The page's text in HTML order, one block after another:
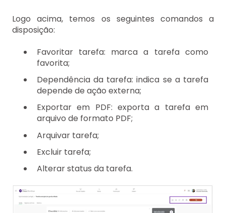
Logo acima, temos os seguintes comandos a
disposição:
Favoritar tarefa: marca a tarefa como
favorita;
Dependência da tarefa: indica se a tarefa
depende de ação externa;
Exportar em PDF: exporta a tarefa em
arquivo de formato PDF;
Arquivar tarefa;
Excluir tarefa;
Alterar status da tarefa.